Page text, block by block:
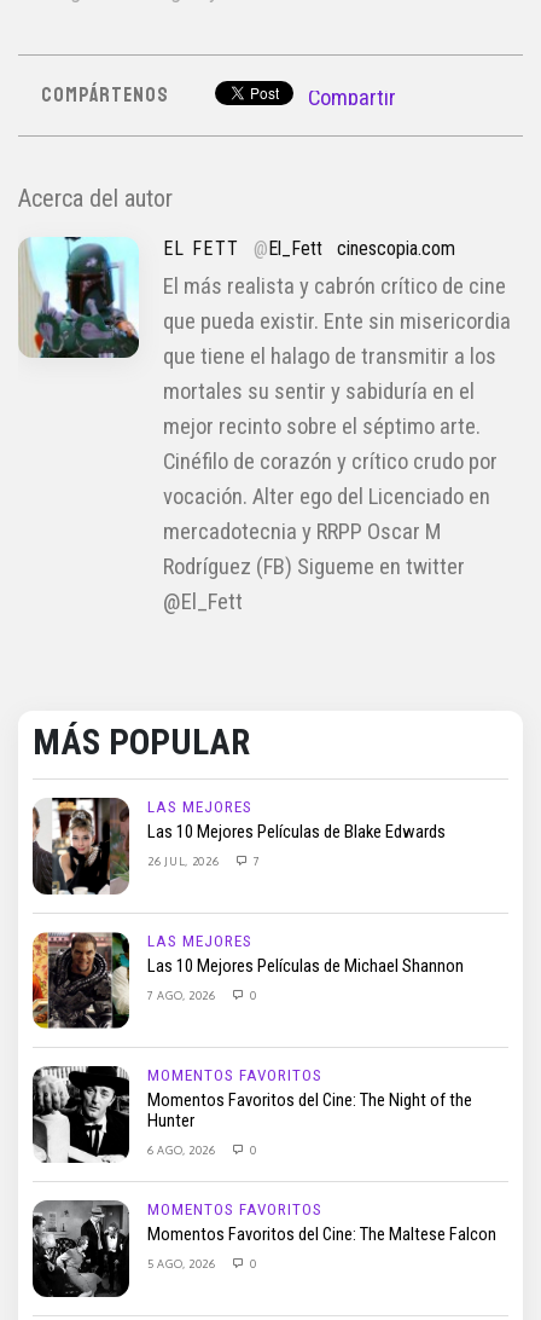
COMPÁRTENOS Compartir
Acerca del autor
EL FETT @ El_Fett cinescopia.com
El más realista y cabrón crítico de cine
que pueda existir. Ente sin misericordia
que tiene el halago de transmitir a los
mortales su sentir y sabiduría en el
mejor recinto sobre el séptimo arte.
Cinéfilo de corazón y crítico crudo por
vocación. Alter ego del Licenciado en
mercadotecnia y RRPP Oscar M
Rodríguez (FB) Sigueme en twitter
@El_Fett
MÁS POPULAR
LAS MEJORES
Las 10 Mejores Películas de Blake Edwards
26 JUL, 2026 7
LAS MEJORES
Las 10 Mejores Películas de Michael Shannon
7 AGO, 2026 0
MOMENTOS FAVORITOS
Momentos Favoritos del Cine: The Night of the
Hunter
6 AGO, 2026 0
MOMENTOS FAVORITOS
Momentos Favoritos del Cine: The Maltese Falcon
5 AGO, 2026 0